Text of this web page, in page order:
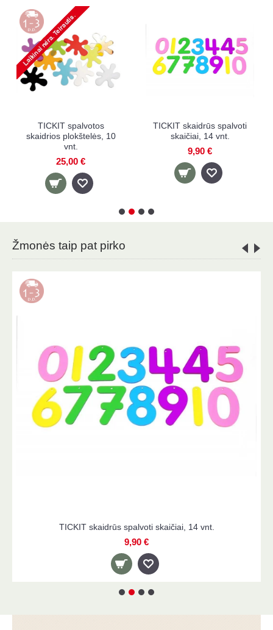
TICKIT spalvotos
skaidrios raidės, 26 vnt.
TICKIT spalvotos
skaidrios mentelės, 6
Žmonės taip pat pirko
spalvoti skaičiai, 14 vnt. TICKIT